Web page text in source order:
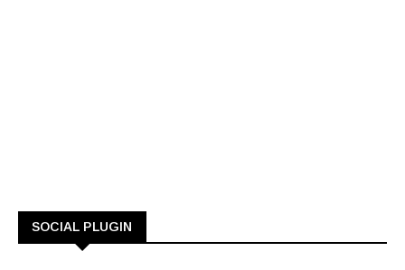
SOCIAL PLUGIN